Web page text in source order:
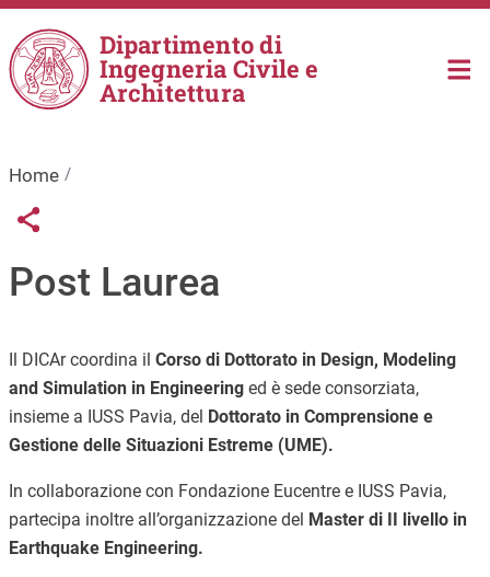
Salta al contenuto principale
Dipartimento di
Ingegneria Civile e
Architettura
Home
Links condivisione social
Share button
Post Laurea
Il DICAr coordina il Corso di Dottorato in Design, Modeling
and Simulation in Engineeringed è sede consorziata,
insieme a IUSS Pavia, del Dottorato in Comprensione e
Gestione delle Situazioni Estreme (UME).
In collaborazione con Fondazione Eucentre e IUSS Pavia,
partecipa inoltre all’organizzazione del Master di II livello in
Earthquake Engineering.